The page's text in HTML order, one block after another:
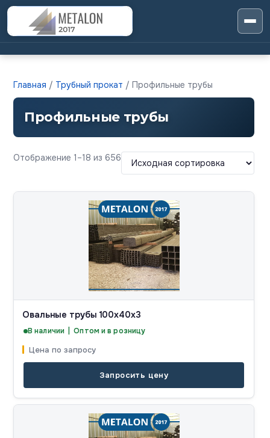
Главная / Трубный прокат / Профильные трубы
Профильные трубы
Отображение 1–18 из 656
Овальные трубы 100x40x3
В наличии | Оптом и в розницу
Цена по запросу
Запросить цену